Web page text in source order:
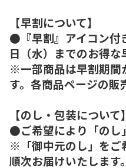
【早割について】
●『早割』アイコン付
日（水）までのお得な
※一部商品は早割期間
す。各商品ページの販
【のし・包装について】
●ご希望により「のし
※「御中元のし」をご
順次お届けいたします。